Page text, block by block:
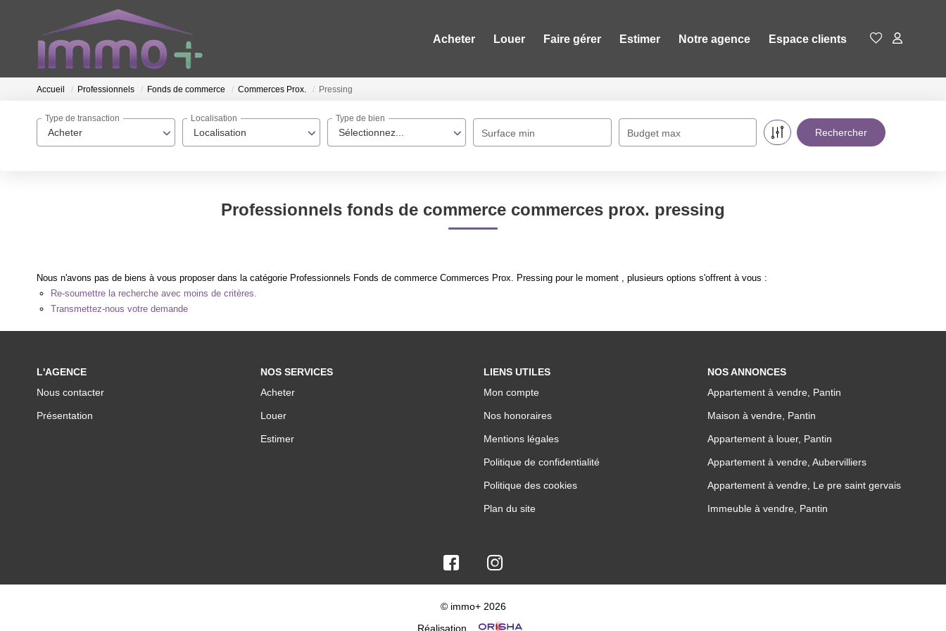
Acheter Louer Faire gérer Estimer Notre agence Espace clients
Accueil Professionnels Fonds de commerce Commerces Prox. Pressing
Acheter
Type de transaction
Localisation
Localisation
Sélectionnez...
Type de bien
Surface min Budget max
Professionnels fonds de commerce commerces prox. pressing
Nous n'avons pas de biens à vous proposer dans la catégorie Professionnels Fonds de commerce Commerces Prox. Pressing pour le moment , plusieurs options s'offrent à vous :
Re-soumettre la recherche avec moins de critères.
Transmettez-nous votre demande
L'AGENCE
Nous contacter
Présentation
NOS SERVICES
Acheter
Louer
Estimer
LIENS UTILES
Mon compte
Nos honoraires
Mentions légales
Politique de confidentialité
Politique des cookies
Plan du site
NOS ANNONCES
Appartement à vendre, Pantin
Maison à vendre, Pantin
Appartement à louer, Pantin
Appartement à vendre, Aubervilliers
Appartement à vendre, Le pre saint gervais
Immeuble à vendre, Pantin
© immo+ 2026
Réalisation